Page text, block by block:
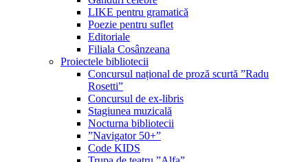
LIKE pentru gramatică
Poezie pentru suflet
Editoriale
Filiala Cosânzeana
Proiectele bibliotecii
Concursul național de proză scurtă ”Radu
Rosetti”
Concursul de ex-libris
Stagiunea muzicală
Nocturna bibliotecii
”Navigator 50+”
Code KIDS